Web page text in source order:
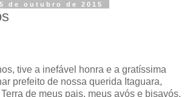
de outubro de 2015
tive a inefável honra e a gratíssima
prefeito de nossa querida Itaguara,
de meus pais, meus avós e bisavós.